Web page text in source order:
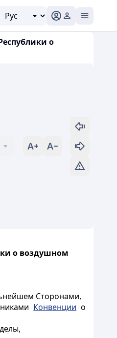
о
о воздушном
Сторонами,
Конвенции о